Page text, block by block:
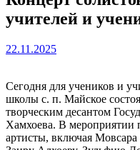
учителей и
22.11.2025
Сегодня для учеников и
школы с. п. Майское
творческим десантом
Хамхоева. В мероприятии
артисты, включая